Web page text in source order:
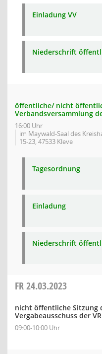
Einladung VV
Niederschrift
öffentliche/ nicht
Verbandsversammlung
16:00 Uhr
im Maywald-Saal des
15-23, 47533 Kleve
Tagesordnung
Einladung
Niederschrift
FR24.03.2023
nicht öffentliche Sitzung
Vergabeausschuss der
09:00-10:00 Uhr